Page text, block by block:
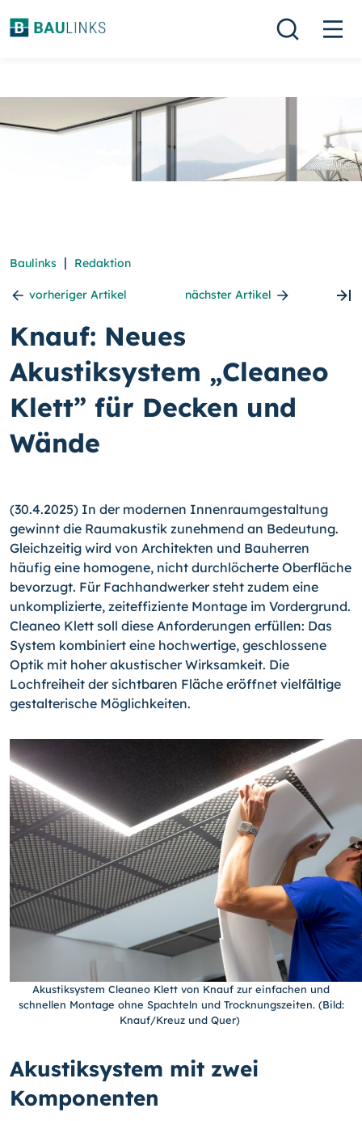
Baulinks | Redaktion
vorheriger Artikel nächster Artikel
Knauf: Neues
Akustiksystem „Cleaneo
Klett” für Decken und
Wände
(30.4.2025) In der modernen Innenraumgestaltung
gewinnt die Raumakustik zunehmend an Bedeutung.
Gleichzeitig wird von Architekten und Bauherren
häufig eine homogene, nicht durchlöcherte Oberfläche
bevorzugt. Für Fachhandwerker steht zudem eine
unkomplizierte, zeiteffiziente Montage im Vordergrund.
Cleaneo Klett soll diese Anforderungen erfüllen: Das
System kombiniert eine hochwertige, geschlossene
Optik mit hoher akustischer Wirksamkeit. Die
Lochfreiheit der sichtbaren Fläche eröffnet vielfältige
gestalterische Möglichkeiten.
Akustiksystem Cleaneo Klett von Knauf zur einfachen und
schnellen Montage ohne Spachteln und Trocknungszeiten. (Bild:
Knauf/Kreuz und Quer)
Akustiksystem mit zwei
Komponenten